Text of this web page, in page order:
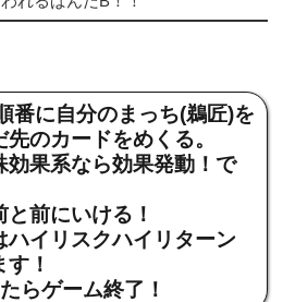
番に自分のまっち(鵜匠)を
のカードをめくる。
効果系なら効果発動！で
前にいける！
ハイリスクハイリターン
！
らゲーム終了！